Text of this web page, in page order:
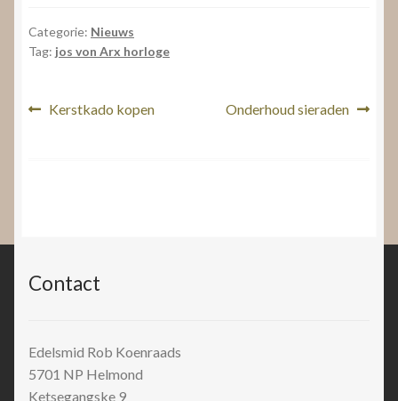
Categorie: Nieuws
Tag: jos von Arx horloge
Bericht
Vorig
Kerstkado kopen
Volgend
Onderhoud sieraden
Contact
Edelsmid Rob Koenraads
5701 NP Helmond
Ketsegangske 9